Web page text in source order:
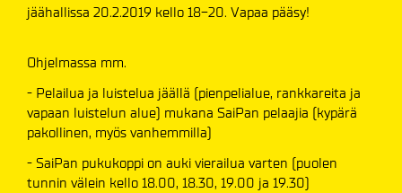
jäähallissa 20.2.2019 kello 18-20. Vapaa pääsy!
Ohjelmassa mm.
- Pelailua ja luistelua jäällä (pienpelialue, rankkareita ja
vapaan luistelun alue) mukana SaiPan pelaajia (kypärä
pakollinen, myös vanhemmilla)
- SaiPan pukukoppi on auki vierailua varten (puolen
tunnin välein kello 18.00, 18.30, 19.00 ja 19.30)